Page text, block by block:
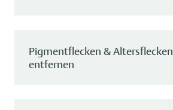
Pigmentflecken & Altersflecken
entfernen